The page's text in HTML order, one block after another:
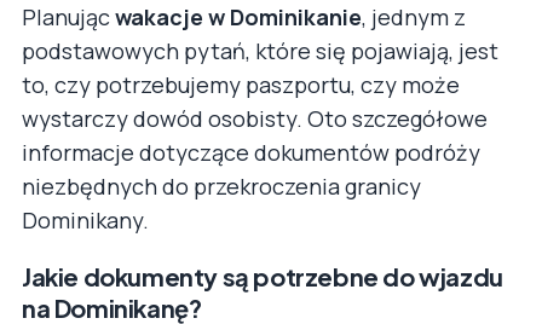
Planującwakacje w Dominikanie, jednym z
podstawowych pytań, które się pojawiają, jest
to, czy potrzebujemy paszportu, czy może
wystarczy dowód osobisty. Oto szczegółowe
informacje dotyczące dokumentów podróży
niezbędnych do przekroczenia granicy
Dominikany.
Jakie dokumenty są potrzebne do wjazdu
na Dominikanę?